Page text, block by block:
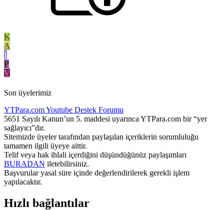
K
A
I
P
V
Son üyelerimiz
YTPara.comYoutube Destek Forumu
5651 Sayılı Kanun’un 5. maddesi uyarınca YTPara.com bir “yer
sağlayıcı”dır.
Sitemizde üyeler tarafından paylaşılan içeriklerin sorumluluğu
tamamen ilgili üyeye aittir.
Telif veya hak ihlali içerdiğini düşündüğünüz paylaşımları
BURADAN iletebilirsiniz.
Başvurular yasal süre içinde değerlendirilerek gerekli işlem
yapılacaktır.
Hızlı bağlantılar